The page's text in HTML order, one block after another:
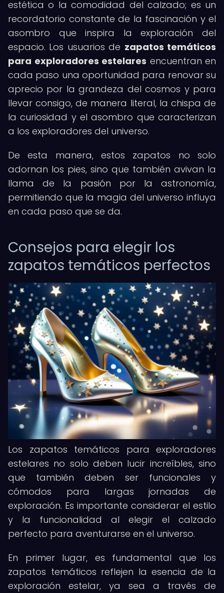
estética o la comodidad del calzado; es un
recordatorio constante de la fascinación y el
asombro que inspira la exploración del
espacio. Los usuarios de zapatos temáticos
para exploradores estelares encuentran en
cada paso una oportunidad para renovar su
aprecio por la grandeza del cosmos y para
llevar consigo, de manera literal, la chispa de
la curiosidad y el asombro que caracterizan
a los exploradores del universo.
De esta manera, estos zapatos no solo
adornan los pies, sino que también avivan la
llama de la pasión por la astronomía,
permitiendo que la magia del universo influya
en cada paso que se da.
Consejos para elegir los
zapatos temáticos perfectos
Los zapatos temáticos para exploradores
estelares no solo deben lucir increíbles, sino
que también deben ser funcionales y
cómodos para largas jornadas de
exploración. Es importante considerar el estilo
y la funcionalidad al elegir el calzado
perfecto para aventurarse en el universo.
En primer lugar, es fundamental que los
zapatos temáticos reflejen la esencia de la
exploración estelar, ya sea a través de